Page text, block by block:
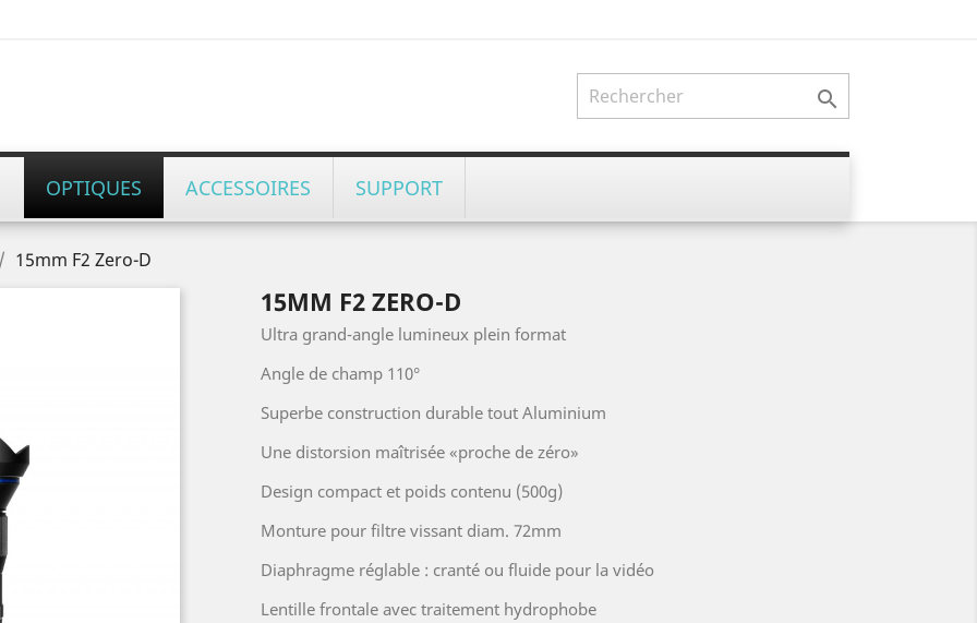

OPTIQUES ACCESSOIRES SUPPORT
15mm F2 Zero-D
15MM F2 ZERO-D
Ultra grand-angle lumineux plein format
Angle de champ 110°
Superbe construction durable tout Aluminium
Une distorsion maîtrisée «proche de zéro»
Design compact et poids contenu (500g)
Monture pour filtre vissant diam. 72mm
Diaphragme réglable : cranté ou fluide pour la vidéo
Lentille frontale avec traitement hydrophobe